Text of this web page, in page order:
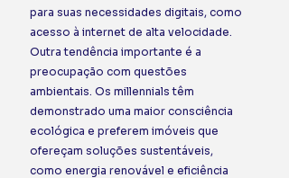
para suas necessidades digitais, como
acesso à internet de alta velocidade.
Outra tendência importante é a
preocupação com questões
ambientais. Os millennials têm
demonstrado uma maior consciência
ecológica e preferem imóveis que
ofereçam soluções sustentáveis,
como energia renovável e eficiência